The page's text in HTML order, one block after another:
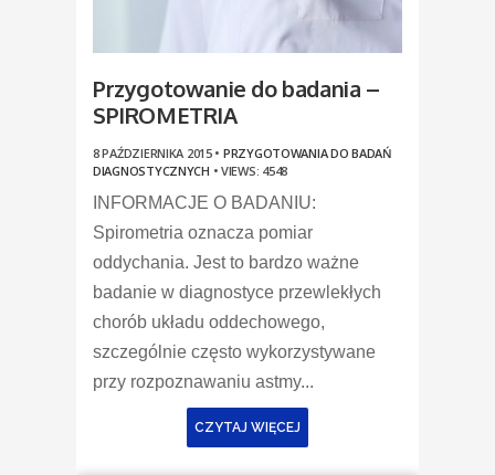
Przygotowanie do badania –
SPIROMETRIA
8 PAŹDZIERNIKA 2015 • PRZYGOTOWANIA DO BADAŃ
DIAGNOSTYCZNYCH •VIEWS: 4548
INFORMACJE O BADANIU:
Spirometria oznacza pomiar
oddychania. Jest to bardzo ważne
badanie w diagnostyce przewlekłych
chorób układu oddechowego,
szczególnie często wykorzystywane
przy rozpoznawaniu astmy...
CZYTAJ WIĘCEJ